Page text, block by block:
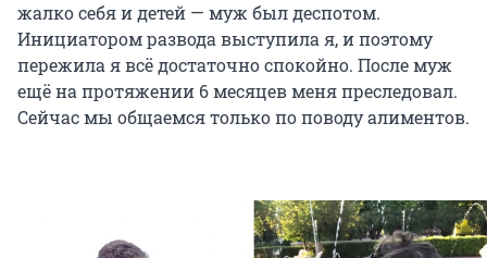
жалко себя и детей — муж был деспотом.
Инициатором развода выступила я, и поэтому
пережила я всё достаточно спокойно. После муж
ещё на протяжении 6 месяцев меня преследовал.
Сейчас мы общаемся только по поводу алиментов.